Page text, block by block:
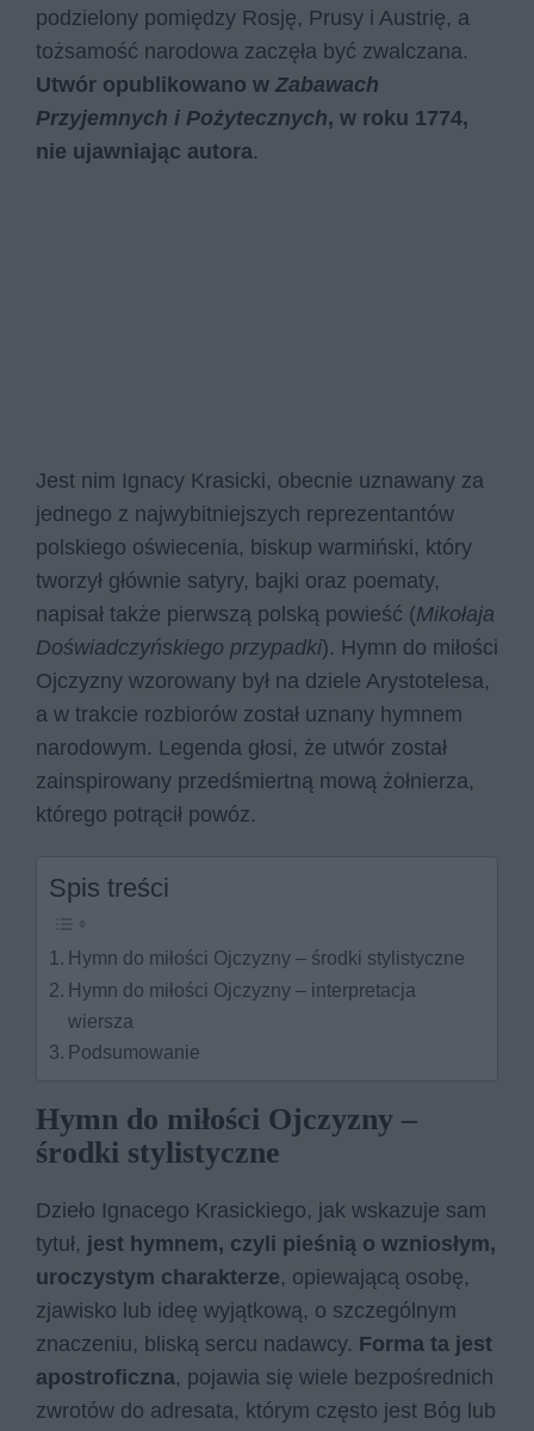
podzielony pomiędzy Rosję, Prusy i Austrię, a
tożsamość narodowa zaczęła być zwalczana.
Utwór opublikowano w Zabawach
Przyjemnych i Pożytecznych, w roku 1774,
nie ujawniając autora.
Jest nim Ignacy Krasicki, obecnie uznawany za
jednego z najwybitniejszych reprezentantów
polskiego oświecenia, biskup warmiński, który
tworzył głównie satyry, bajki oraz poematy,
napisał także pierwszą polską powieść (Mikołaja
Doświadczyńskiego przypadki). Hymn do miłości
Ojczyzny wzorowany był na dziele Arystotelesa,
a w trakcie rozbiorów został uznany hymnem
narodowym. Legenda głosi, że utwór został
zainspirowany przedśmiertną mową żołnierza,
którego potrącił powóz.
Spis treści
Hymn do miłości Ojczyzny – środki stylistyczne
Hymn do miłości Ojczyzny – interpretacja
wiersza
Podsumowanie
Hymn do miłości Ojczyzny –
środki stylistyczne
Dzieło Ignacego Krasickiego, jak wskazuje sam
tytuł, jest hymnem, czyli pieśnią o wzniosłym,
uroczystym charakterze, opiewającą osobę,
zjawisko lub ideę wyjątkową, o szczególnym
znaczeniu, bliską sercu nadawcy. Forma ta jest
apostroficzna, pojawia się wiele bezpośrednich
zwrotów do adresata, którym często jest Bóg lub